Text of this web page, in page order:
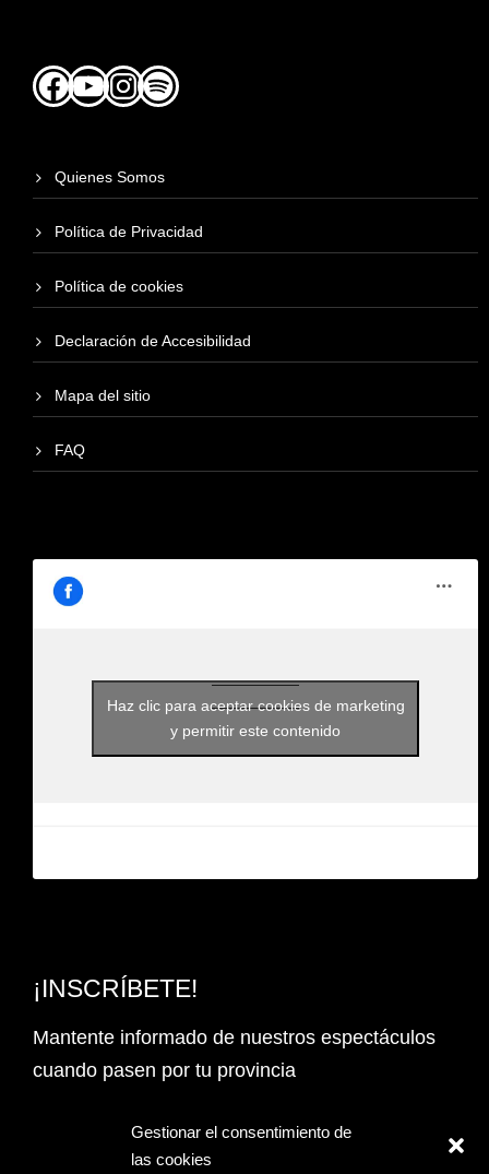
Gestionar el consentimiento de
las cookies
Facebook
YouTubeInstagram
Spotify
Quienes Somos
Política de Privacidad
Política de cookies
Declaración de Accesibilidad
Mapa del sitio
FAQ
Haz clic para aceptar cookies de marketing
y permitir este contenido
¡INSCRÍBETE!
Mantente informado de nuestros espectáculos
cuando pasen por tu provincia
Email Address*